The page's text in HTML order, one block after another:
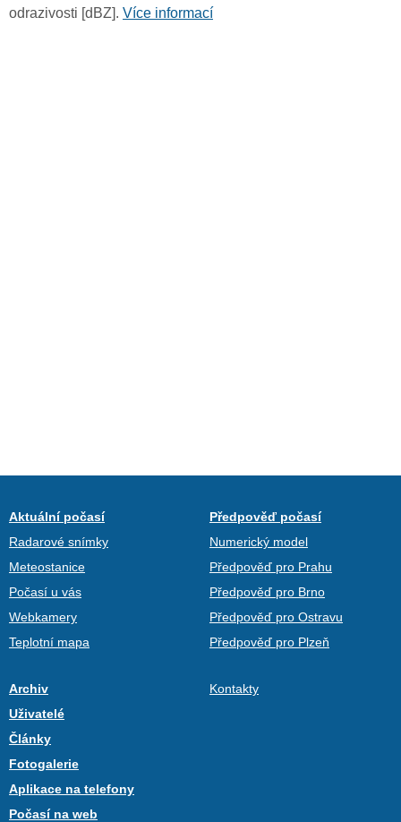
odrazivosti [dBZ]. Více informací
Aktuální počasí
Radarové snímky
Meteostanice
Počasí u vás
Webkamery
Teplotní mapa
Předpověď počasí
Numerický model
Předpověď pro Prahu
Předpověď pro Brno
Předpověď pro Ostravu
Předpověď pro Plzeň
Archiv
Uživatelé
Články
Fotogalerie
Aplikace na telefony
Počasí na web
Kontakty